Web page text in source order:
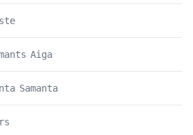
Aiga
Samanta